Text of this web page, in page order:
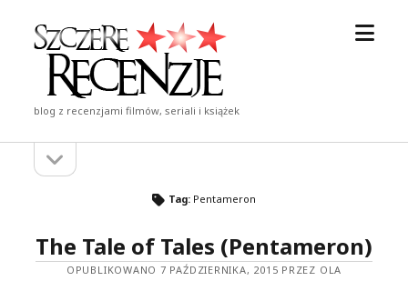
Szczere
Recenzje
blog z recenzjami filmów, seriali i książek
Pasekpasek
Tag: Pentameron
The Tale of Tales (Pentameron)
OPUBLIKOWANO 7 PAŹDZIERNIKA, 2015 PRZEZ OLA